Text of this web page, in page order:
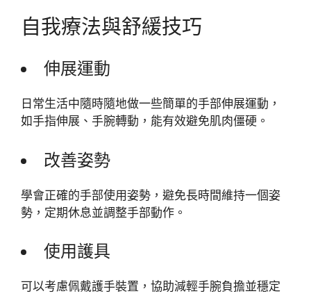
自我療法與舒緩技巧
伸展運動
日常生活中隨時隨地做一些簡單的手部伸展運動，
如手指伸展、手腕轉動，能有效避免肌肉僵硬。
改善姿勢
學會正確的手部使用姿勢，避免長時間維持一個姿
勢，定期休息並調整手部動作。
使用護具
可以考慮佩戴護手裝置，協助減輕手腕負擔並穩定